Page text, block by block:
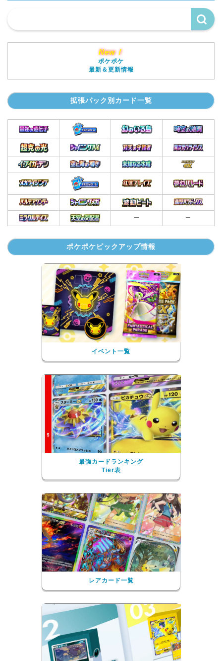
New！
ポケポケ
最新＆更新情報
拡張パック別カード一覧
ー ー
ポケポケピックアップ情報
イベント一覧
最強カードランキング
Tier表
レアカード一覧